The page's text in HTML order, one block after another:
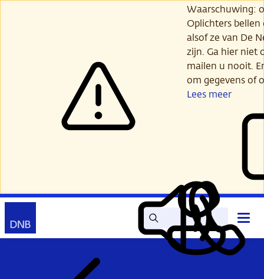
Waarschuwing:
Oplichters
alsof ze van De
zijn. Ga hier niet
mailen u nooit.
om gegevens of
Lees meer
Zoek Lees
voor
Mijn
DNB
Contact